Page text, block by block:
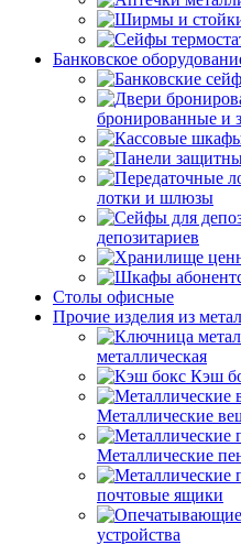
Банковское
бронированные и
лотки и шлюзы
депозитариев
Столы офисные
Прочие изделия из
металлическая
Кэш
Металлические
Металлические
почтовые ящики
устройства